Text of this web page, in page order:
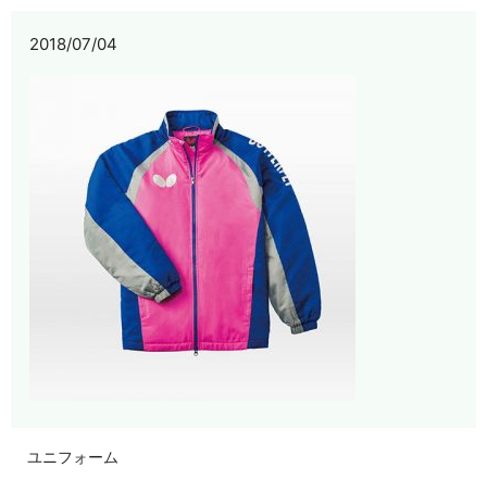
2018/07/04
ユニフォーム